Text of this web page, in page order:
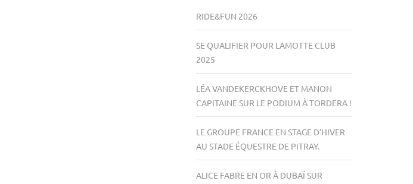
RIDE&FUN 2026
SE QUALIFIER POUR LAMOTTE CLUB
2025
LÉA VANDEKERCKHOVE ET MANON
CAPITAINE SUR LE PODIUM À TORDERA !
LE GROUPE FRANCE EN STAGE D’HIVER
AU STADE ÉQUESTRE DE PITRAY.
ALICE FABRE EN OR À DUBAÏ SUR